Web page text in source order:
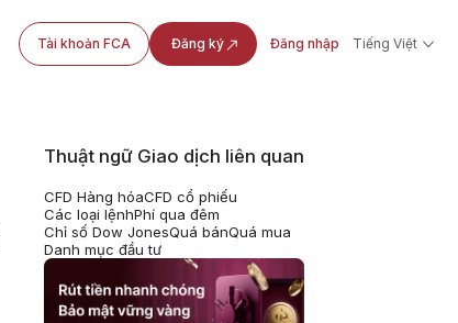
Tài khoản FCA Đăng ký Đăng nhập Tiếng Việt
Thuật ngữ Giao dịch liên quan
CFD Hàng hóaCFD cổ phiếu
Các loại lệnhPhí qua đêm
Chỉ số Dow JonesQuá bánQuá mua
Danh mục đầu tư